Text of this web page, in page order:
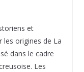
et
les origines de La
dans le cadre
Les